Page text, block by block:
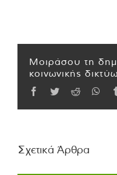
Μοιράσου τη
κοινωνικής
Facebook
TwitterReddit
Σχετικά Άρθρα